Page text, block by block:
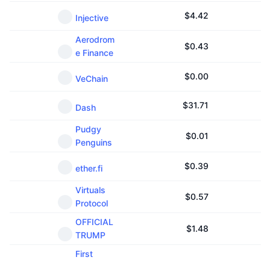
Injective $4.42
Aerodrom
e Finance
$0.43
VeChain $0.00
Dash $31.71
Pudgy
Penguins
$0.01
ether.fi $0.39
Virtuals
Protocol
$0.57
OFFICIAL
TRUMP
$1.48
First